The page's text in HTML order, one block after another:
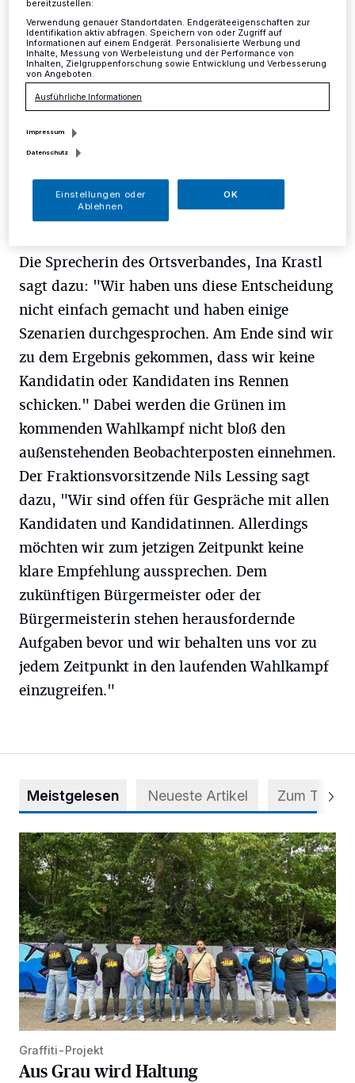
haben sich die Mitglieder des Ortsverbands der Grünen
dazu entschlossen, keinen eigenen Kandidaten ins
Rennen zu schicken.
01.04.2015 , 12:51 Uhr Eine Minute Lesezeit
Die Sprecherin des Ortsverbandes, Ina Krastl
sagt dazu: "Wir haben uns diese Entscheidung
nicht einfach gemacht und haben einige
Szenarien durchgesprochen. Am Ende sind wir
zu dem Ergebnis gekommen, dass wir keine
Kandidatin oder Kandidaten ins Rennen
schicken." Dabei werden die Grünen im
kommenden Wahlkampf nicht bloß den
außenstehenden Beobachterposten einnehmen.
Der Fraktionsvorsitzende Nils Lessing sagt
dazu, "Wir sind offen für Gespräche mit allen
Kandidaten und Kandidatinnen. Allerdings
möchten wir zum jetzigen Zeitpunkt keine
klare Empfehlung aussprechen. Dem
zukünftigen Bürgermeister oder der
Bürgermeisterin stehen herausfordernde
Aufgaben bevor und wir behalten uns vor zu
jedem Zeitpunkt in den laufenden Wahlkampf
einzugreifen."
Meistgelesen Neueste Artikel Zum Thema
Aus Grau wird Haltung
Graffiti-Projekt
Aus Grau wird Haltung
bereitzustellen:
Verwendung genauer Standortdaten. Endgeräteeigenschaften zur
Identifikation aktiv abfragen. Speichern von oder Zugriff auf
Informationen auf einem Endgerät. Personalisierte Werbung und
Inhalte, Messung von Werbeleistung und der Performance von
Inhalten, Zielgruppenforschung sowie Entwicklung und Verbesserung
von Angeboten.
Ausführliche Informationen
Impressum
Datenschutz
Einstellungen oder
Ablehnen
OK